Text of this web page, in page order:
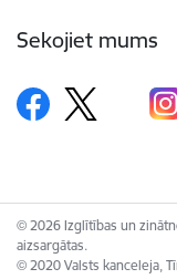
Sekojiet mums
© 2026 Izglītības un
aizsargātas.
© 2020 Valsts kanceleja,